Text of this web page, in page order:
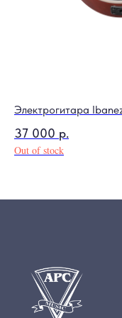
Электрогитара
37 000 р.
Out of stock